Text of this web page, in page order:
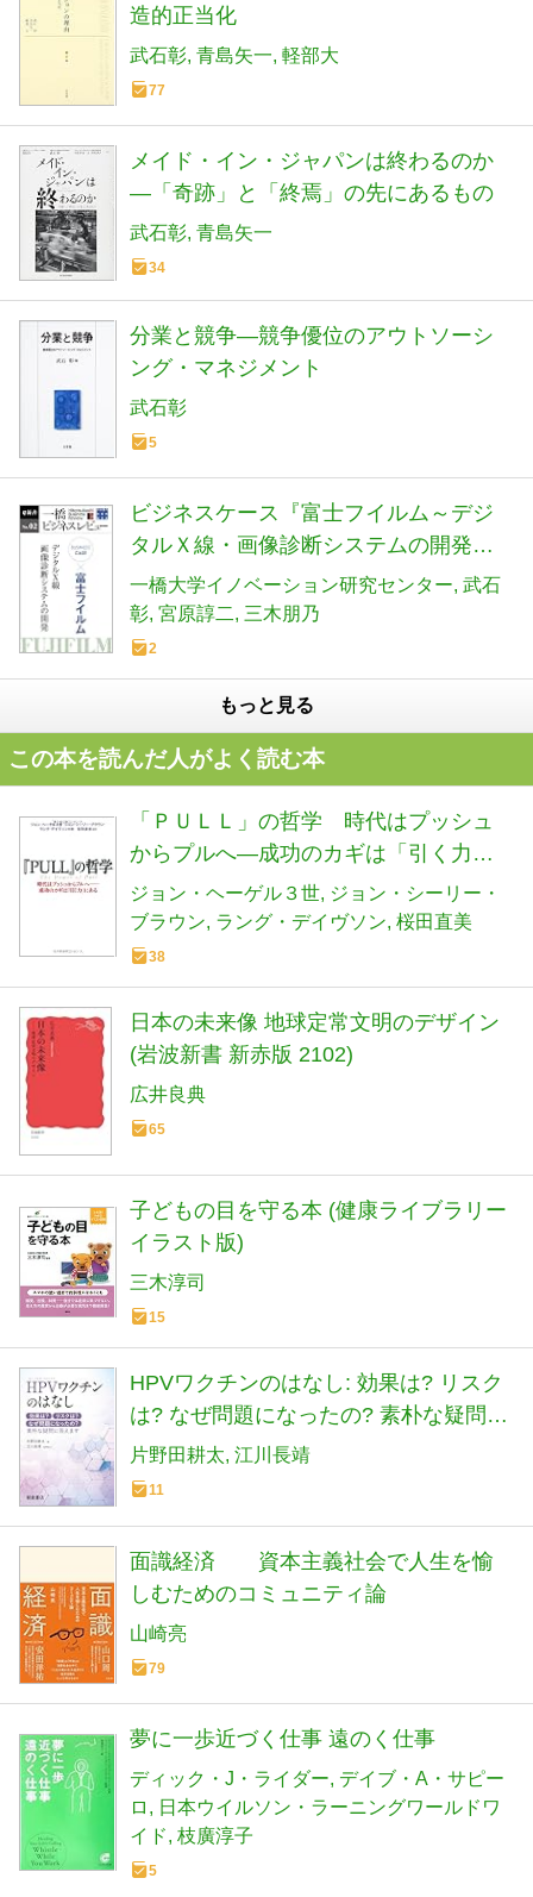
造的正当化
武石彰 青島矢一 軽部大
77
メイド・イン・ジャパンは終わるのか
―「奇跡」と「終焉」の先にあるもの
武石彰 青島矢一
34
分業と競争―競争優位のアウトソーシ
ング・マネジメント
武石彰
5
ビジネスケース『富士フイルム～デジ
タルＸ線・画像診断システムの開発』
―一橋ビジネスレビューe新書No.2
一橋大学イノベーション研究センター 武石
彰 宮原諄二 三木朋乃
2
もっと見る
この本を読んだ人がよく読む本
「ＰＵＬＬ」の哲学 時代はプッシュ
からプルへ―成功のカギは「引く力」
にある
ジョン・ヘーゲル３世 ジョン・シーリー・
ブラウン ラング・デイヴソン 桜田直美
38
日本の未来像 地球定常文明のデザイン
(岩波新書 新赤版 2102)
広井良典
65
子どもの目を守る本 (健康ライブラリー
イラスト版)
三木淳司
15
HPVワクチンのはなし: 効果は? リスク
は? なぜ問題になったの? 素朴な疑問に
答えます
片野田耕太 江川長靖
11
面識経済 資本主義社会で人生を愉
しむためのコミュニティ論
山崎亮
79
夢に一歩近づく仕事 遠のく仕事
ディック・J・ライダー デイブ・A・サピー
ロ
日本ウイルソン・ラーニングワールドワ
イド 枝廣淳子
5